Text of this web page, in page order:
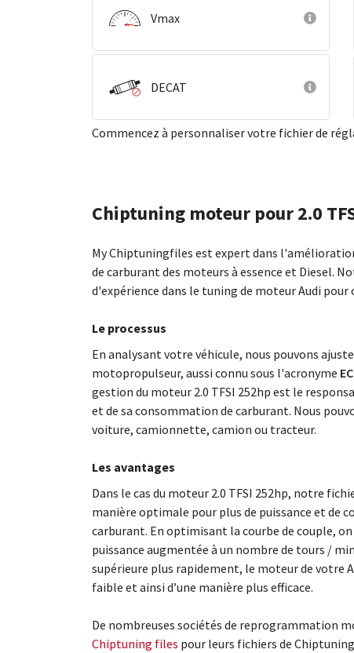
Vmax
DECAT
Commencez à personnaliser votre fichier de
Chiptuning moteur pour 2.0
My Chiptuningfiles est expert dans
de carburant des moteurs à essence et Diesel.
d'expérience dans le tuning de moteur Audi
Le processus
En analysant votre véhicule, nous pouvons
motopropulseur, aussi connu sous l'acronyme
gestion du moteur 2.0 TFSI 252hp est le
et de sa consommation de carburant. Nous
voiture, camionnette, camion ou tracteur.
Les avantages
Dans le cas du moteur 2.0 TFSI 252hp, notre
manière optimale pour plus de puissance et de
carburant. En optimisant la courbe de couple,
puissance augmentée à un nombre de tours /
supérieure plus rapidement, le moteur de votre
faible et ainsi d’une manière plus efficace.
De nombreuses sociétés de reprogrammation
Chiptuning files pour leurs fichiers de